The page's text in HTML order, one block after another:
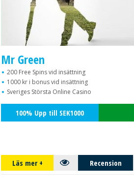
Mr Green
200 Free Spins vid insättning
1000 kr i bonus vid insättning
Sveriges Största Online Casino
100% Upp till SEK1000
Läs mer+ Recension